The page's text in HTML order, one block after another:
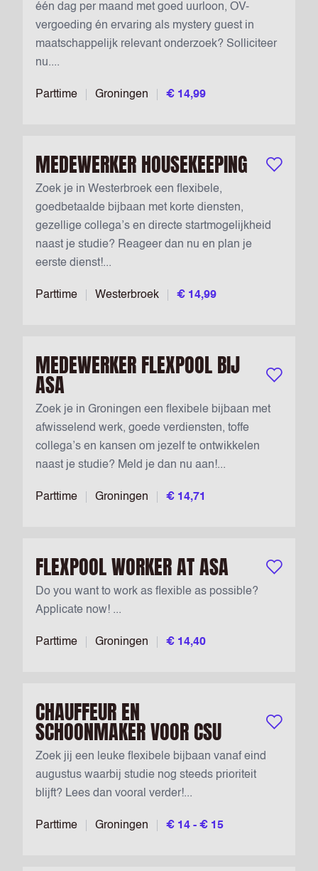
Parttime Groningen € 14,99
één dag per maand met goed uurloon, OV-
vergoeding én ervaring als mystery guest in
maatschappelijk relevant onderzoek? Solliciteer
nu....
MEDEWERKER HOUSEKEEPING Bewaar
Parttime Westerbroek € 14,99
Zoek je in Westerbroek een flexibele,
goedbetaalde bijbaan met korte diensten,
gezellige collega’s en directe startmogelijkheid
naast je studie? Reageer dan nu en plan je
eerste dienst!...
MEDEWERKER FLEXPOOL BIJ
ASA Bewaar
Parttime Groningen € 14,71
Zoek je in Groningen een flexibele bijbaan met
afwisselend werk, goede verdiensten, toffe
collega’s en kansen om jezelf te ontwikkelen
naast je studie? Meld je dan nu aan!...
FLEXPOOL WORKER AT ASA Bewaar
Parttime Groningen € 14,40
Do you want to work as flexible as possible?
Applicate now! ...
CHAUFFEUR EN
SCHOONMAKER VOOR CSU Bewaar
Parttime Groningen € 14 - € 15
Zoek jij een leuke flexibele bijbaan vanaf eind
augustus waarbij studie nog steeds prioriteit
blijft? Lees dan vooral verder!...